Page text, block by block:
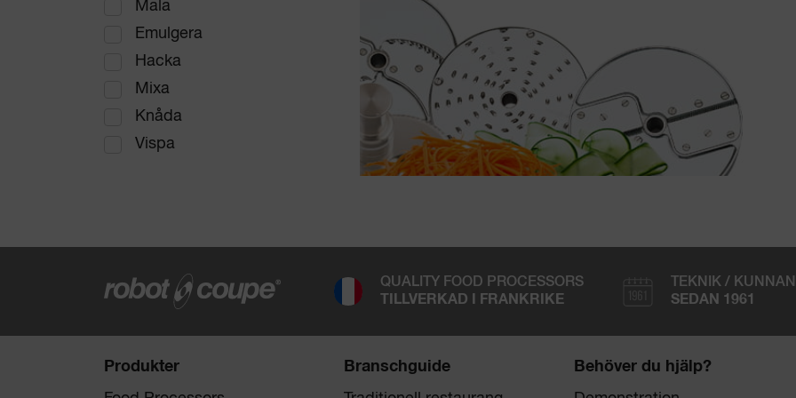
Mala
Emulgera
Hacka
Mixa
Knåda
Vispa
QUALITY FOOD PROCESSORS
TILLVERKAD I FRANKRIKE
TEKNIK /
SEDAN 1961
Produkter
Branschguide
Behöver du hjälp?